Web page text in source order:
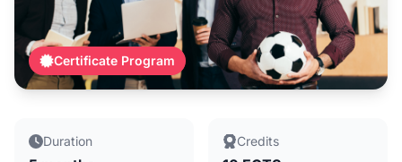
Certificate Program
Duration Credits